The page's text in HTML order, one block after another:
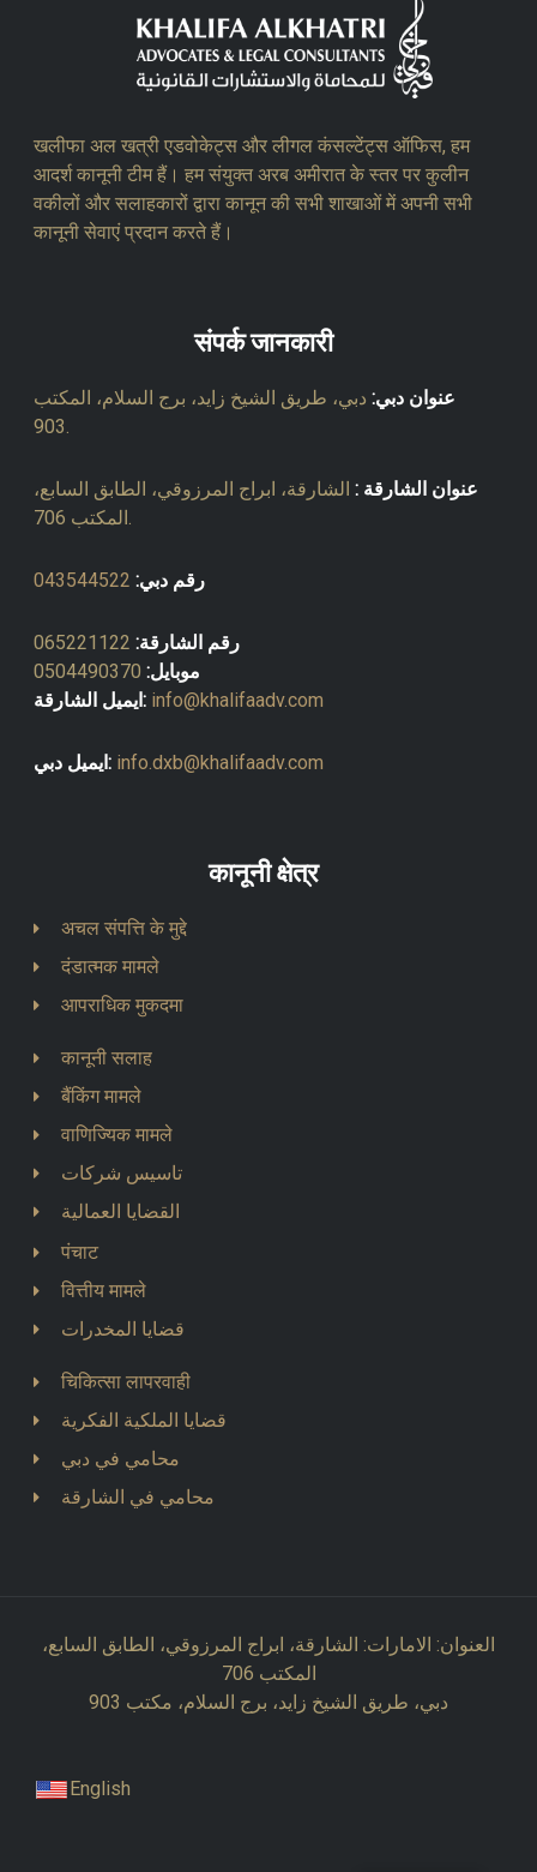
खलीफा अल खत्री एडवोकेट्स और लीगल कंसल्टेंट्स ऑफिस, हम
आदर्श कानूनी टीम हैं। हम संयुक्त अरब अमीरात के स्तर पर कुलीन
वकीलों और सलाहकारों द्वारा कानून की सभी शाखाओं में अपनी सभी
कानूनी सेवाएं प्रदान करते हैं।
संपर्क जानकारी
عنوان دبي: دبي، طريق الشيخ زايد، برج السلام، المكتب
عنوان الشارقة : الشارقة، ابراج المرزوقي، الطابق السابع،
رقم دبي: 043544522
رقم الشارقة: 065221122
موبايل: 0504490370
ايميل الشارقة: info@khalifaadv.com
ايميل دبي: info.dxb@khalifaadv.com
कानूनी क्षेत्र
अचल संपत्ति के मुद्दे
दंडात्मक मामले
आपराधिक मुकदमा
कानूनी सलाह
बैंकिंग मामले
वाणिज्यिक मामले
تاسيس شركات
القضايا العمالية
पंचाट
वित्तीय मामले
قضايا المخدرات
चिकित्सा लापरवाही
قضايا الملكية الفكرية
محامي في دبي
محامي في الشارقة
العنوان: الامارات: الشارقة، ابراج المرزوقي، الطابق السابع،
المكتب 706
دبي، طريق الشيخ زايد، برج السلام، مكتب 903
English